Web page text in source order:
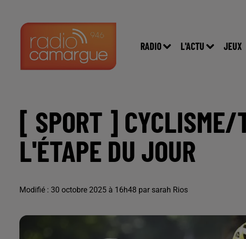
RADIO L'ACTU JEUX
[ SPORT ] CYCLISME/
L'ÉTAPE DU JOUR
Modifié : 30 octobre 2025 à 16h48 par sarah Rios